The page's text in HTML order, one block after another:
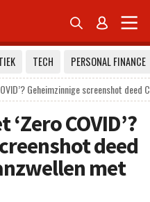
 
TECH
PERSONAL FINANCE
Geheimzinnige screenshot
COVID’?
deed
met